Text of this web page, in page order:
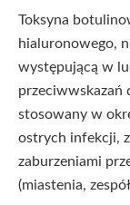
Toksyna
hialuronowego,
występującą w
przeciwwskazań
stosowany w
ostrych infekcji,
zaburzeniami
(miastenia,